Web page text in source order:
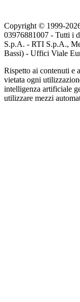
Copyright © 1999-
03976881007 - Tutti i
S.p.A. - RTI S.p.A.,
Bassi) - Uffici Viale
Rispetto ai contenuti e
vietata ogni
intelligenza artificiale
utilizzare mezzi